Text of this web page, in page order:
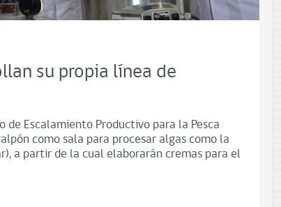
su propia línea de
Escalamiento Productivo para la Pesca
como sala para procesar algas como la
a partir de la cual elaborarán cremas para el